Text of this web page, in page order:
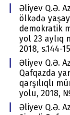
Əliyev Q.Ə.
ölkədə
demokratik
yol 23 aylıq
2018, s.144-
Əliyev Q.Ə.
Qafqazda
qarşılıqlı
yolu, 2018,
Əliyev Q.Ə.